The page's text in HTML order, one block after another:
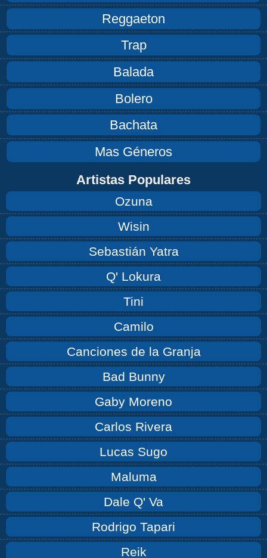
Reggaeton
Trap
Balada
Bolero
Bachata
Mas Géneros
Artistas Populares
Ozuna
Wisin
Sebastián Yatra
Q' Lokura
Tini
Camilo
Canciones de la Granja
Bad Bunny
Gaby Moreno
Carlos Rivera
Lucas Sugo
Maluma
Dale Q' Va
Rodrigo Tapari
Reik